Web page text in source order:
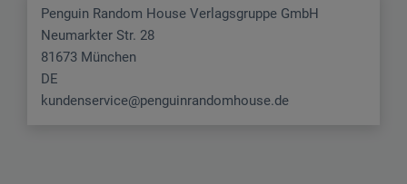
Penguin Random House Verlagsgruppe GmbH
Neumarkter Str. 28
81673 München
DE
kundenservice@penguinrandomhouse.de